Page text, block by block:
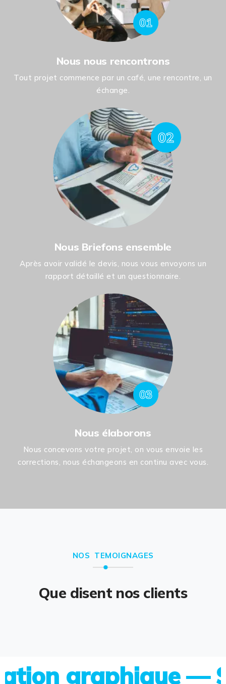
01
Nous nous rencontrons
Tout projet commence par un café, une rencontre, un
échange.
02
Nous Briefons ensemble
Après avoir validé le devis, nous vous envoyons un
rapport détaillé et un questionnaire.
03
Nous élaborons
Nous concevons votre projet, on vous envoie les
corrections, nous échangeons en continu avec vous.
NOS TEMOIGNAGES
Que disent nos clients
graphique —